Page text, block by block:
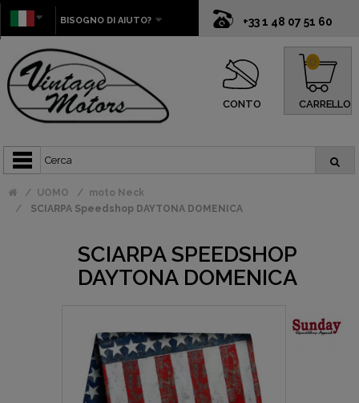
+33 1 48 07 51 60
BISOGNO DI AIUTO?
CONTO CARRELLO
0
UOMO
moto Neck
SCIARPA Speedshop DAYTONA DOMENICA
SCIARPA SPEEDSHOP
DAYTONA DOMENICA